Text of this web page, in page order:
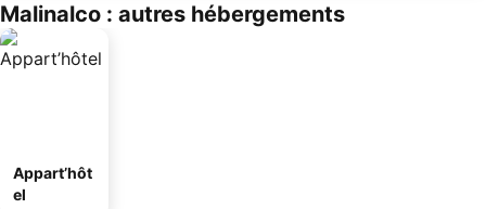
Malinalco : autres hébergements
Appart’hôt
el